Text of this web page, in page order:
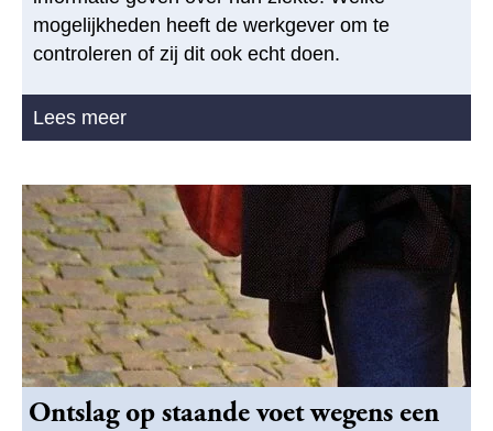
mogelijkheden heeft de werkgever om te
controleren of zij dit ook echt doen.
Lees meer
Ontslag op staande voet wegens een